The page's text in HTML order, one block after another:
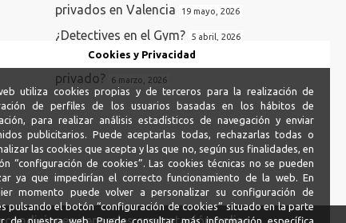
Cookies y Privacidad
utiliza cookies propias y de terceros para la realización de
de perfiles de los usuarios basadas en los hábitos de
para realizar análisis estadísticos de navegación y enviar
publicitarios. Puede aceptarlas todas, rechazarlas todas o
las cookies que acepta y las que no, según sus finalidades, en
“configuración de cookies”. Las cookies técnicas no se pueden
ya que impedirían el correcto funcionamiento de la web. En
momento puede volver a personalizar su configuración de
pulsando el botón “configuración de cookies” situado en la parte
de nuestra web. Puede consultar más información específica
privados en Valencia
19 mayo, 2026
¿Detectives en el Gym? 5 abril, 2026
¿Me está investigando un detective
privado?
6 marzo, 2026